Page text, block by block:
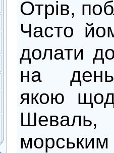
Отрів,
Часто
долати
на
якою
Шеваль,